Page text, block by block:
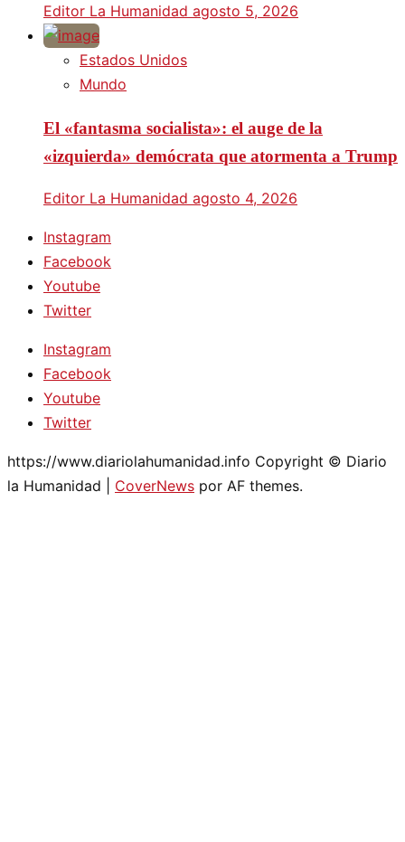
Editor La Humanidad agosto 5, 2026
Estados Unidos
Mundo
El «fantasma socialista»: el auge de la
«izquierda» demócrata que atormenta a Trump
Editor La Humanidad agosto 4, 2026
Instagram
Facebook
Youtube
Twitter
Instagram
Facebook
Youtube
Twitter
https://www.diariolahumanidad.info Copyright © Diario
la Humanidad
CoverNews por AF themes.